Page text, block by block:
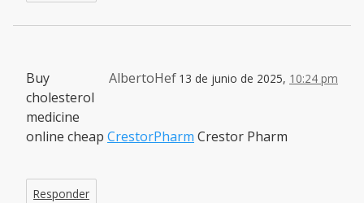
AlbertoHef 13 de junio de 2025, 10:24 pm
Buy
cholesterol
medicine
online cheap CrestorPharm Crestor Pharm
Responder